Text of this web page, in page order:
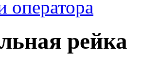
оператора
рейка